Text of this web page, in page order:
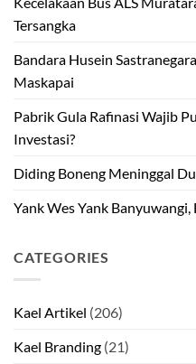
Tersangka
Bandara Husein
Maskapai
Pabrik Gula Rafinasi Wajib
Investasi?
Diding Boneng Meninggal
Yank Wes Yank
CATEGORIES
Kael Artikel (206)
Kael Branding (21)